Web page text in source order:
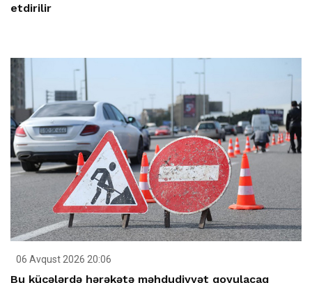
etdirilir
06 Avqust 2026 20:06
Bu küçələrdə hərəkətə məhdudiyyət qoyulacaq